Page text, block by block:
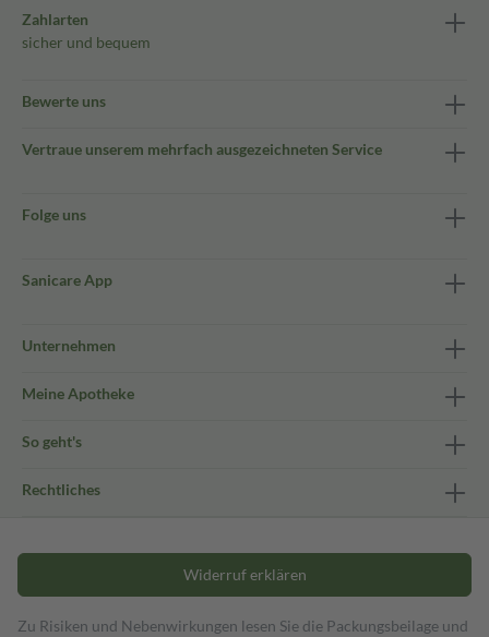
Zahlarten
sicher und bequem
Bewerte uns
Vertraue unserem mehrfach ausgezeichneten Service
Folge uns
Sanicare App
Unternehmen
Meine Apotheke
So geht's
Rechtliches
Widerruf erklären
Zu Risiken und Nebenwirkungen lesen Sie die Packungsbeilage und